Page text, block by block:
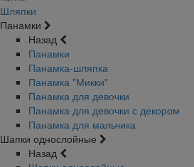
Шляпки
Панамки
Назад
Панамки
Панамка-шляпка
Панамка "Микки"
Панамка для девочки
Панамка для девочки с декором
Панамка для мальчика
Шапки однослойные
Назад